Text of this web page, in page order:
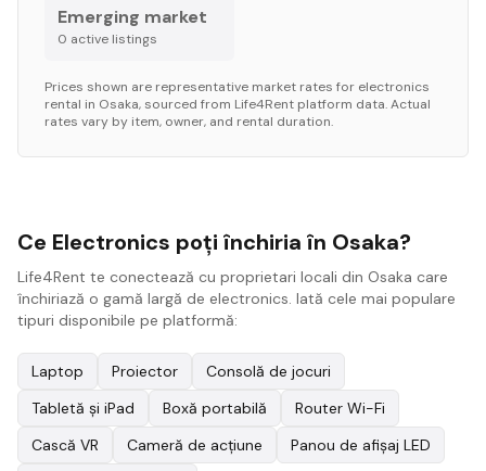
Emerging market
0 active listings
Prices shown are representative market rates for electronics
rental in Osaka, sourced from Life4Rent platform data. Actual
rates vary by item, owner, and rental duration.
Ce Electronics poți închiria în Osaka?
Life4Rent te conectează cu proprietari locali din Osaka care
închiriază o gamă largă de electronics. Iată cele mai populare
tipuri disponibile pe platformă:
Laptop Proiector
Consolă de jocuri
Tabletă și iPad
Boxă portabilă
Router Wi-Fi
Cască VR
Cameră de acțiune
Panou de afișaj LED